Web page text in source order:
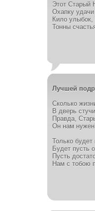
Этот Старый
Охапку удачи
Кило улыбок,
Тонны
Лучшей
Сколько
В дверь
Правда,
Он нам
Только
Будет пусть
Пусть
Нам с тобою